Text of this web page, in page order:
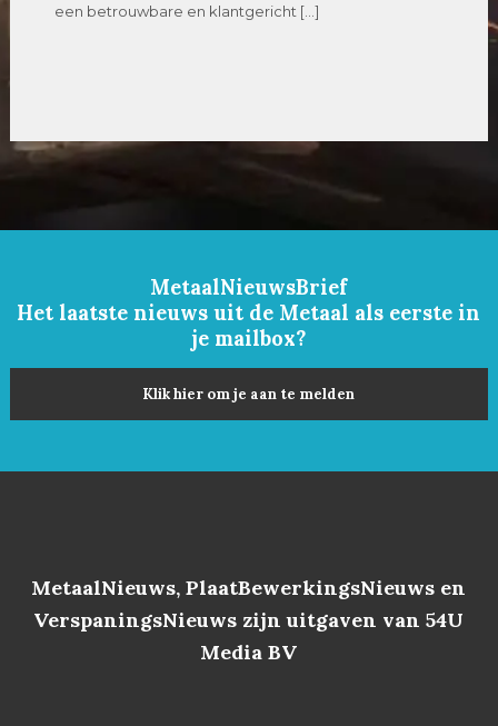
een betrouwbare en klantgericht […]
MetaalNieuwsBrief
Het laatste nieuws uit de Metaal als eerste in
je mailbox?
Klik hier om je aan te melden
MetaalNieuws, PlaatBewerkingsNieuws en
VerspaningsNieuws zijn uitgaven van 54U
Media BV